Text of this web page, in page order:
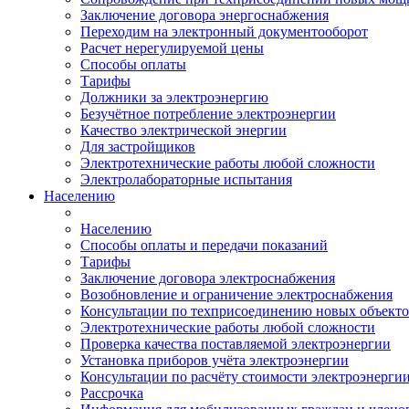
Заключение договора энергоснабжения
Переходим на электронный документооборот
Расчет нерегулируемой цены
Способы оплаты
Тарифы
Должники за электроэнергию
Безучётное потребление электроэнергии
Качество электрической энергии
Для застройщиков
Электротехнические работы любой сложности
Электролабораторные испытания
Населению
Населению
Способы оплаты и передачи показаний
Тарифы
Заключение договора электроснабжения
Возобновление и ограничение электроснабжения
Консультации по техприсоединению новых
Электротехнические работы любой сложности
Проверка качества поставляемой электроэнергии
Установка приборов учёта электроэнергии
Консультации по расчёту стоимости
Рассрочка